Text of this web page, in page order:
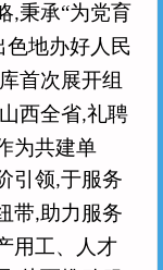
才 特殊群众
,秉承“为党育
色地办好人民
首次展开组
西全省,礼聘
为共建单
引领,于服务
带, 助力服务
用工、人才